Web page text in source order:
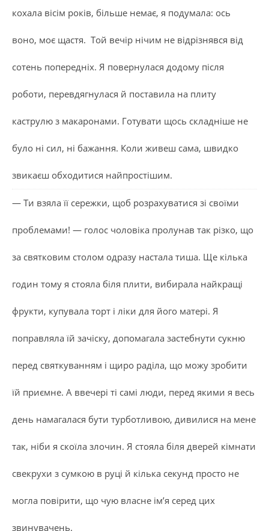
кохала вісім років, більше немає, я подумала: ось
воно, моє щастя. Той вечір нічим не відрізнявся від
сотень попередніх. Я повернулася додому після
роботи, перевдягнулася й поставила на плиту
каструлю з макаронами. Готувати щось складніше не
було ні сил, ні бажання. Коли живеш сама, швидко
звикаєш обходитися найпростішим.
— Ти взяла її сережки, щоб розрахуватися зі своїми
проблемами! — голос чоловіка пролунав так різко, що
за святковим столом одразу настала тиша. Ще кілька
годин тому я стояла біля плити, вибирала найкращі
фрукти, купувала торт і ліки для його матері. Я
поправляла їй зачіску, допомагала застебнути сукню
перед святкуванням і щиро раділа, що можу зробити
їй приємне. А ввечері ті самі люди, перед якими я весь
день намагалася бути турботливою, дивилися на мене
так, ніби я скоїла злочин. Я стояла біля дверей кімнати
свекрухи з сумкою в руці й кілька секунд просто не
могла повірити, що чую власне ім’я серед цих
звинувачень.